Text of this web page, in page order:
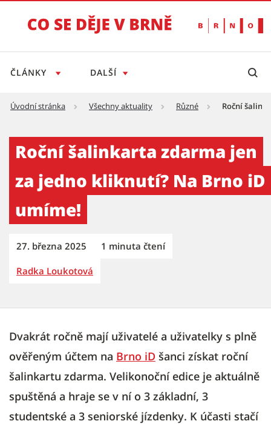
ČLÁNKY DALŠÍ
Úvodní stránka Všechny aktuality Různé Roční
Roční šalinkarta zdarma jen
za jedno kliknutí? Na Brno iD
umíme!
27. března 2025 1 minuta čtení
Radka Loukotová
Dvakrát ročně mají uživatelé a uživatelky s plně
ověřeným účtem na Brno iD šanci získat roční
šalinkartu zdarma. Velikonoční edice je aktuálně
spuštěná a hraje se v ní o 3 základní, 3
studentské a 3 seniorské jízdenky. K účasti stačí